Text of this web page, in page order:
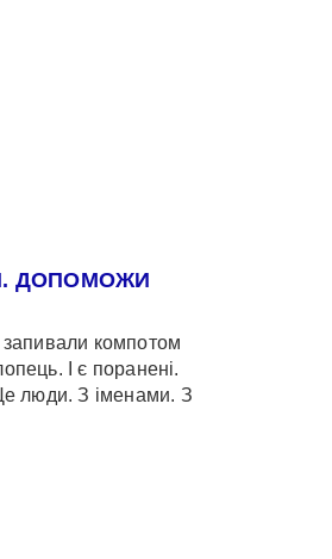
ДОПОМОЖИ
компотом
І є поранені.
люди. З іменами. З